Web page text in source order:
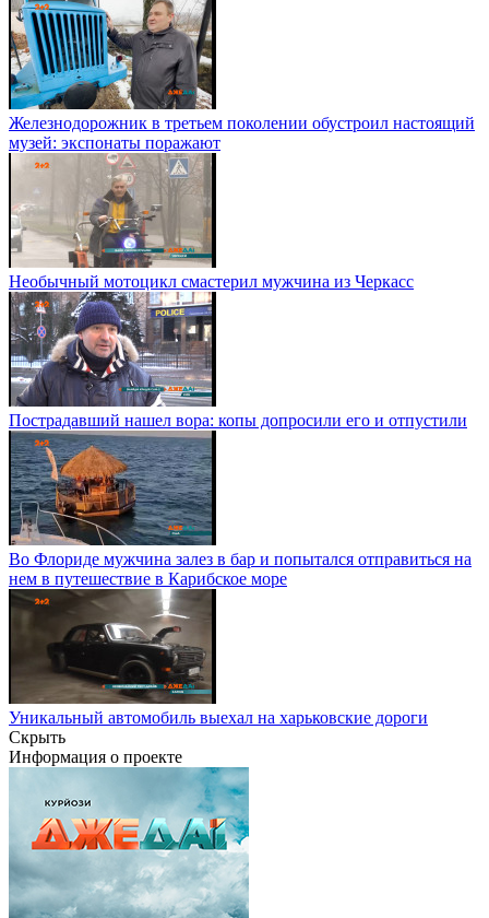
Железнодорожник в третьем поколении обустроил настоящий
музей: экспонаты поражают
Необычный мотоцикл смастерил мужчина из Черкасс
Пострадавший нашел вора: копы допросили его и отпустили
Во Флориде мужчина залез в бар и попытался отправиться на
нем в путешествие в Карибское море
Уникальный автомобиль выехал на харьковские дороги
Скрыть
Информация о проекте